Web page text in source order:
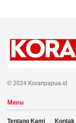
© 2024 Koranpapua.id
Menu
Tentang Kami Kontak